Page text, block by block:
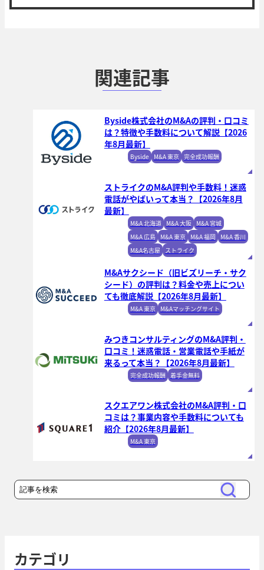
関連記事
Byside株式会社のM&Aの評判・口コミ
は？特徴や手数料について解説【2026
年8月最新】
Byside M&A 東京 完全成功報酬
ストライクのM&A評判や手数料！迷惑
電話がやばいって本当？【2026年8月
最新】
M&A 北海道 M&A 大阪
M&A 宮城
M&A 広島
M&A 東京 M&A 福岡
M&A 香川
M&A名古屋
ストライク
M&Aサクシード（旧ビズリーチ・サク
シード）の評判は？料金や売上につい
ても徹底解説【2026年8月最新】
M&A 東京 M&Aマッチングサイト
みつきコンサルティングのM&A評判・
口コミ！迷惑電話・営業電話や手紙が
来るって本当？【2026年8月最新】
完全成功報酬 着手金無料
スクエアワン株式会社のM&A評判・口
コミは？事業内容や手数料についても
紹介【2026年8月最新】
M&A 東京
検
索
検
索
カテゴリ